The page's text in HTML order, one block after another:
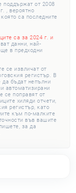
поддържат от 2008
, вероятно
са последните
са за 2024 г. и
данни, най-
в предходни
се извличат от
регистър. В
да бъдат непълни
автоматизирани
се поправят от
хиляди отчети,
регистър, като
към по-малките
във вашите
за да